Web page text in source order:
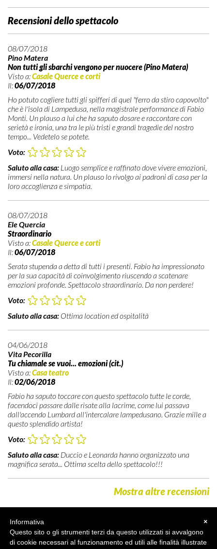
Recensioni dello spettacolo
08/07/2018
Pino Matera
Non tutti gli sbarchi vengono per nuocere (Pino Matera)
Visto a:Casale Querce e corti
Il:06/07/2018
Ho potuto cogliere tutti gli spifferi di quel "ferro da stiro capovolto"
che è l'isola di Lampedusa, nella magistrale performance di Fabio
Monti. Un plauso a lui che ha saputo dosare e raccontare con
serietà e ironia, una tra le più tristi e grandi tragedie del nostro
tempo... Vedetelo se potete.
Voto:
Saluto alla casa: Luogo semplice e raffinato dove vivere emozioni,
immersi nella natura. Un plauso lo rivolgo ai padroni di casa per la
loro accoglienza e simpatia.
08/07/2018
Ele Quercia
Straordinario
Visto a:Casale Querce e corti
Il:06/07/2018
Serata stupenda a detta di tutti i presenti. Fabio ha impressionato
per la sua capacità di coinvolgimento riuscendo a scatenare
emozioni profonde. Spettacolo straordinario. Da non perdere!
Voto:
Saluto alla casa: Ottima location ed ospitalità
04/06/2018
Vita Pecorilla
Tu chiamale se vuoi... emozioni (cit.)
Visto a:Casa teatro
Il:02/06/2018
Fabio ha saputo toccare con questo spettacolo tutte le corde,
facendoci passare dalle risate alla lacrime, come lui passava
dall'accendo Lumbard all'intercalare lampedusano. Grazie mille a
questo splendido artista!
Voto:
Saluto alla casa: Duccio e Leonarda hanno organizzato una
magnifica serata... Ottima scelta dello spettacolo!!!
Mostra altre recensioni
×
Informativa
Questo sito o gli strumenti terzi da questo utilizzati si avvalgono
di cookie necessari al funzionamento ed utili alle finalità illustrate